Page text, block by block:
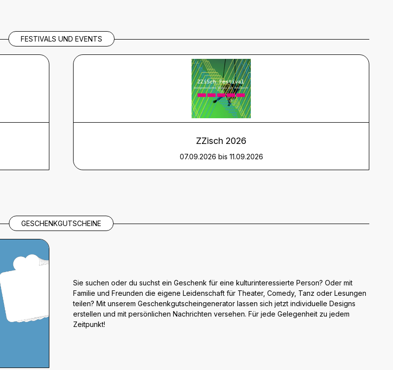
FESTIVALS UND EVENTS
ZZisch 2026
07.09.2026 bis 11.09.2026
GESCHENKGUTSCHEINE
Sie suchen oder du suchst ein Geschenk für eine kulturinteressierte Person? Oder mit
Familie und Freunden die eigene Leidenschaft für Theater, Comedy, Tanz oder Lesungen
teilen? Mit unserem Geschenkgutscheingenerator lassen sich jetzt individuelle Designs
erstellen und mit persönlichen Nachrichten versehen. Für jede Gelegenheit zu jedem
Zeitpunkt!